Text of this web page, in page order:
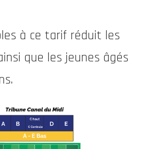
à ce tarif réduit les
que les jeunes âgés